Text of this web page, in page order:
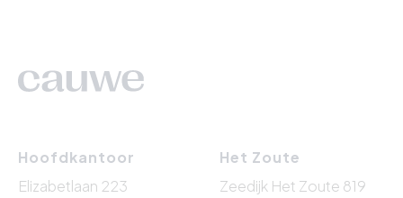
Hoofdkantoor
Elizabetlaan 223
Het Zoute
Zeedijk Het Zoute 819